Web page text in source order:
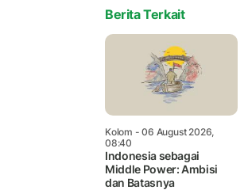
Berita Terkait
Kolom - 06 August 2026,
08:40
Indonesia sebagai
Middle Power: Ambisi
dan Batasnya